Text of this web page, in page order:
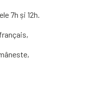
7h și 12h.